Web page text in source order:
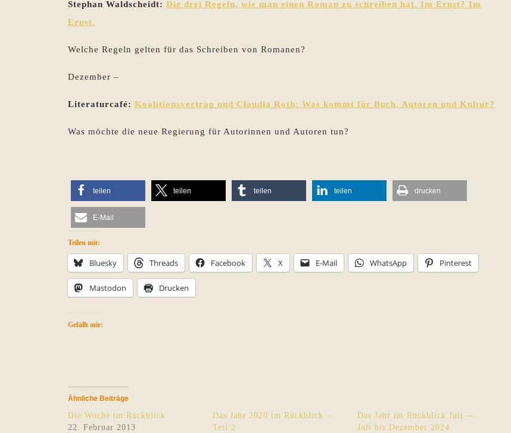
Stephan Waldscheidt: Die drei Regeln, wie man einen Roman zu schreiben hat. Im Ernst? Im
Ernst.
Welche Regeln gelten für das Schreiben von Romanen?
Dezember –
Literaturcafé: Koalitionsvertrag und Claudia Roth: Was kommt für Buch, Autoren und Kultur?
Was möchte die neue Regierung für Autorinnen und Autoren tun?
teilen teilen teilen teilen drucken
E-Mail
Teilen mit:
Bluesky Threads Facebook X E-Mail WhatsApp Pinterest
Mastodon Drucken
Gefällt mir:
Ähnliche Beiträge
Die Woche im Rückblick
22. Februar 2013
Das Jahr 2020 im Rückblick –
Teil 2
Das Jahr im Rückblick Juli —
Juli bis Dezember 2024